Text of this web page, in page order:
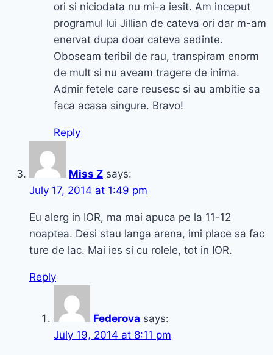
ori si niciodata nu mi-a iesit. Am inceput
programul lui Jillian de cateva ori dar m-am
enervat dupa doar cateva sedinte.
Oboseam teribil de rau, transpiram enorm
de mult si nu aveam tragere de inima.
Admir fetele care reusesc si au ambitie sa
faca acasa singure. Bravo!
Reply
Miss Z says:
July 17, 2014 at 1:49 pm
Eu alerg in IOR, ma mai apuca pe la 11-12
noaptea. Desi stau langa arena, imi place sa fac
ture de lac. Mai ies si cu rolele, tot in IOR.
Reply
Federova says:
July 19, 2014 at 8:11 pm